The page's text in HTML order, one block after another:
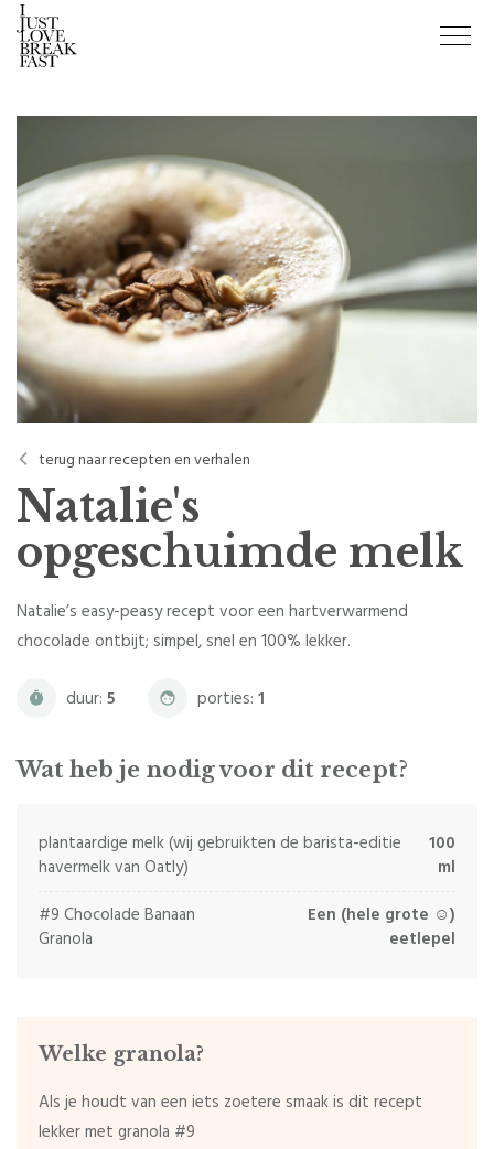
terug naar recepten en verhalen
Natalie's
opgeschuimde melk
Natalie’s easy-peasy recept voor een hartverwarmend
chocolade ontbijt; simpel, snel en 100% lekker.
duur: 5 porties: 1
Wat heb je nodig voor dit recept?
plantaardige melk (wij gebruikten de barista-editie
havermelk van Oatly)
100
ml
#9 Chocolade Banaan
Granola
Een (hele grote ☺)
eetlepel
Welke granola?
Als je houdt van een iets zoetere smaak is dit recept
lekker met granola #9